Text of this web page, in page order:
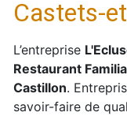
Castets-
L’entreprise
Restaurant
Castillon.
savoir-faire de